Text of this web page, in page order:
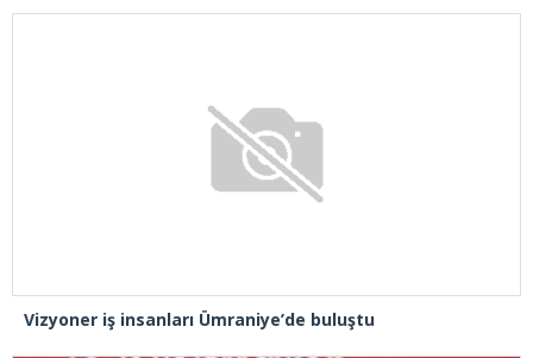
Vizyoner iş insanları Ümraniye’de buluştu